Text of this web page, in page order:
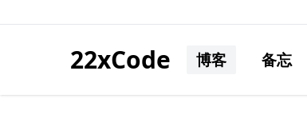
22xCode 博客 备忘